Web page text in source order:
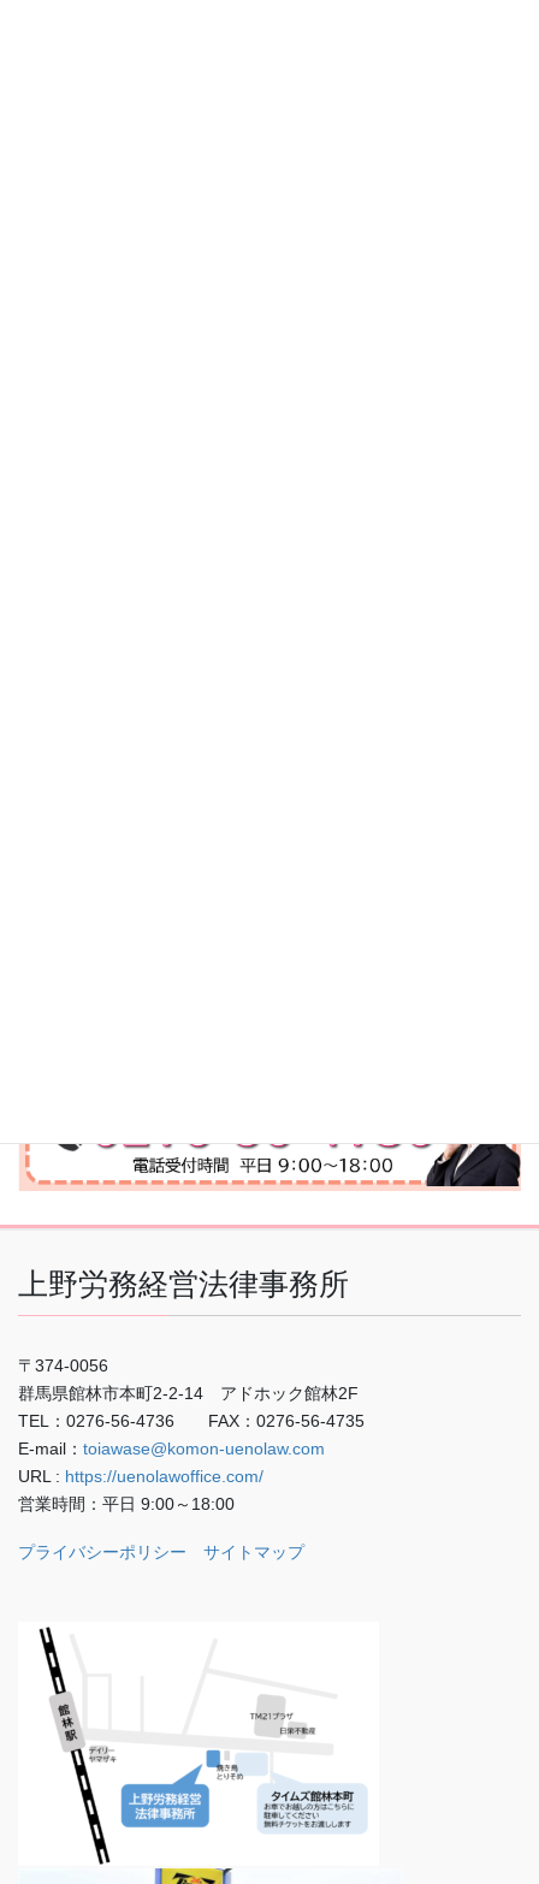
上野労務経営法律事務所
〒374-0056
群馬県館林市本町2-2-14 アドホック館林2F
TEL：0276-56-4736 FAX：0276-56-4735
E-mail： toiawase@komon-uenolaw.com
URL : https://uenolawoffice.com/
営業時間：平日 9:00～18:00
プライバシーポリシー サイトマップ